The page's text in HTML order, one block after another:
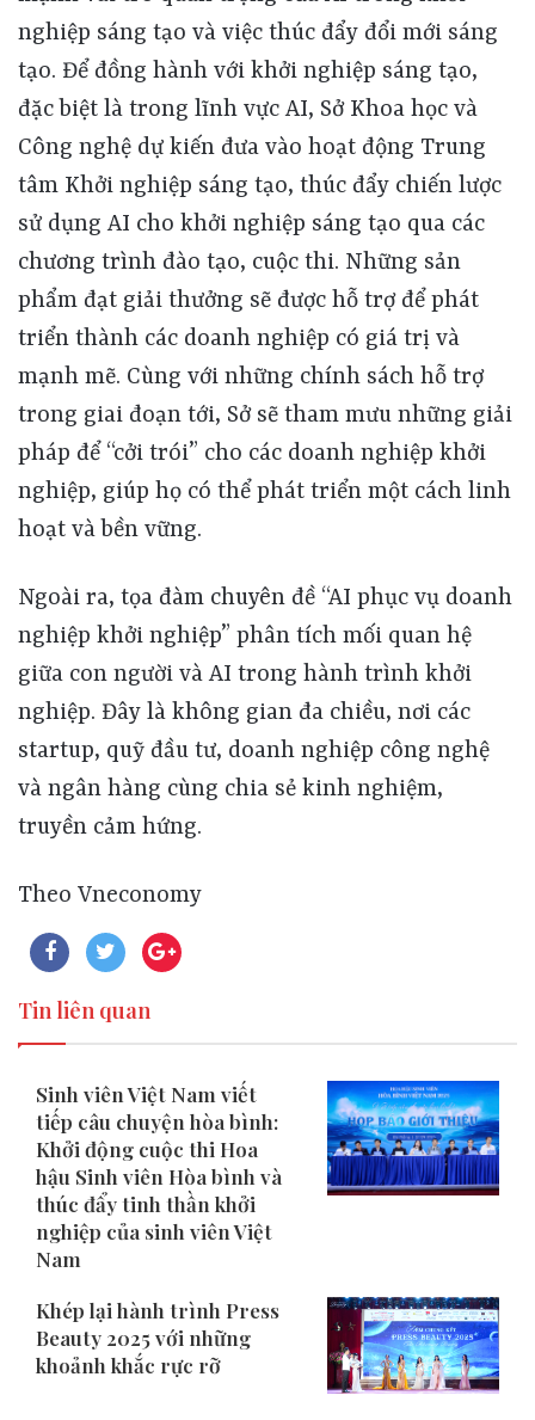
Ngoài ra, tọa đàm chuyên đề “AI phục vụ doanh
nghiệp khởi nghiệp” phân tích mối quan hệ
giữa con người và AI trong hành trình khởi
nghiệp. Đây là không gian đa chiều, nơi các
startup, quỹ đầu tư, doanh nghiệp công nghệ
và ngân hàng cùng chia sẻ kinh nghiệm,
truyền cảm hứng.
Theo Vneconomy
Tin liên quan
Sinh viên Việt Nam viết
tiếp câu chuyện hòa bình:
Khởi động cuộc thi Hoa
hậu Sinh viên Hòa bình và
thúc đẩy tinh thần khởi
nghiệp của sinh viên Việt
Nam
Khép lại hành trình Press
Beauty 2025 với những
khoảnh khắc rực rỡ